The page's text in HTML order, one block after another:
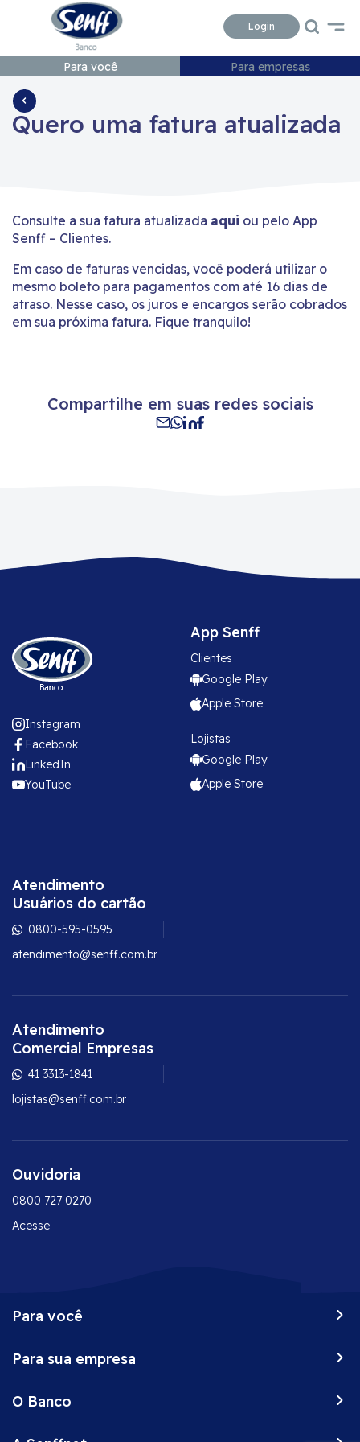
Login
Para você Para empresas
Quero uma fatura atualizada
Consulte a sua fatura atualizada aqui ou pelo App
Senff – Clientes.
Em caso de faturas vencidas, você poderá utilizar o
mesmo boleto para pagamentos com até 16 dias de
atraso. Nesse caso, os juros e encargos serão cobrados
em sua próxima fatura. Fique tranquilo!
Compartilhe em suas redes sociais
App Senff
Clientes
Google Play
Apple Store
Lojistas
Google Play
Apple Store
Instagram
Facebook
LinkedIn
YouTube
Atendimento
Usuários do cartão
0800-595-0595
atendimento@senff.com.br
Atendimento
Comercial Empresas
41 3313-1841
lojistas@senff.com.br
Ouvidoria
0800 727 0270
Acesse
Para você
Vantagens do seu cartão
Negocie suas dívidas
Para sua empresa
CDC
Investimentos
O Banco